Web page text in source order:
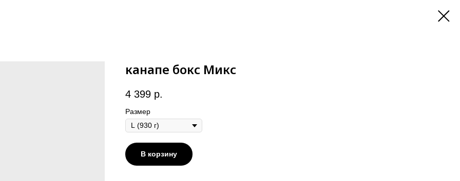
канапе бокс Микс
4 399 р.
Размер
В корзину